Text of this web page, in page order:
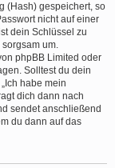
(Hash) gespeichert, so
nicht auf einer
dein Schlüssel zu
um.
phpBB Limited oder
Solltest du dein
habe mein
dich dann nach
sendet anschließend
du dann auf das